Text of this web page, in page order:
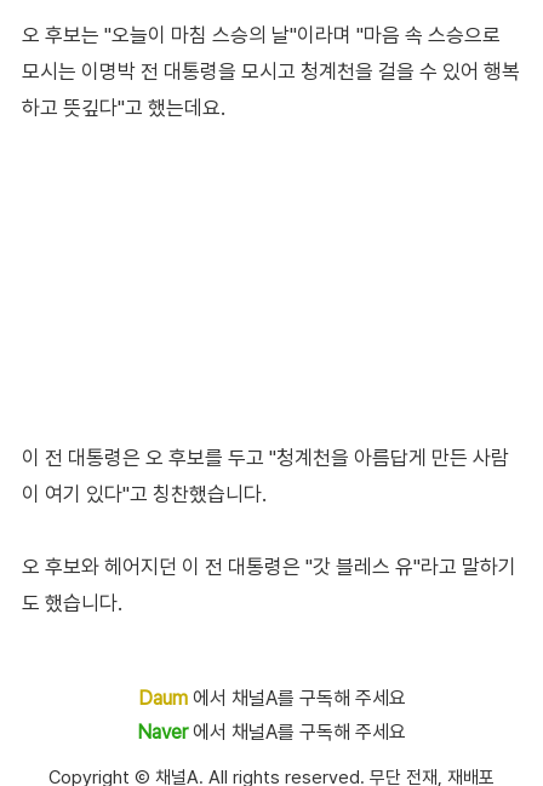
오 후보는 "오늘이 마침 스승의 날"이라며 "마음 속 스승으로
모시는 이명박 전 대통령을 모시고 청계천을 걸을 수 있어 행복
하고 뜻깊다"고 했는데요.
이 전 대통령은 오 후보를 두고 "청계천을 아름답게 만든 사람
이 여기 있다"고 칭찬했습니다.
오 후보와 헤어지던 이 전 대통령은 "갓 블레스 유"라고 말하기
도 했습니다.
Daum에서 채널A를 구독해 주세요
Naver에서 채널A를 구독해 주세요
Copyright Ⓒ 채널A. All rights reserved. 무단 전재, 재배포